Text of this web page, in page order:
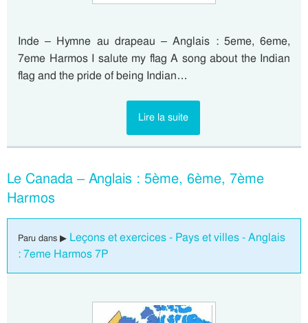
Inde – Hymne au drapeau – Anglais : 5eme, 6eme,
7eme Harmos I salute my flag A song about the Indian
flag and the pride of being Indian…
Lire la suite
Le Canada – Anglais : 5ème, 6ème, 7ème
Harmos
Paru dans ▶ Leçons et exercices - Pays et villes - Anglais
: 7eme Harmos 7P